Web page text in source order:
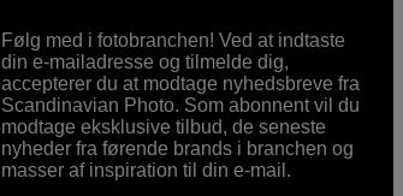
Følg med i fotobranchen! Ved at indtaste
din e-mailadresse og tilmelde dig,
accepterer du at modtage nyhedsbreve fra
Scandinavian Photo. Som abonnent vil du
modtage eksklusive tilbud, de seneste
nyheder fra førende brands i branchen og
masser af inspiration til din e-mail.